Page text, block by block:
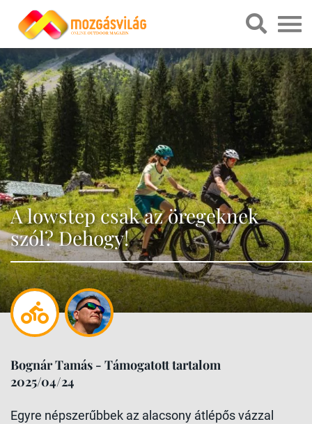
A lowstep csak az öregeknek
szól? Dehogy!
Bognár Tamás - Támogatott tartalom
2025/04/24
Egyre népszerűbbek az alacsony átlépős vázzal